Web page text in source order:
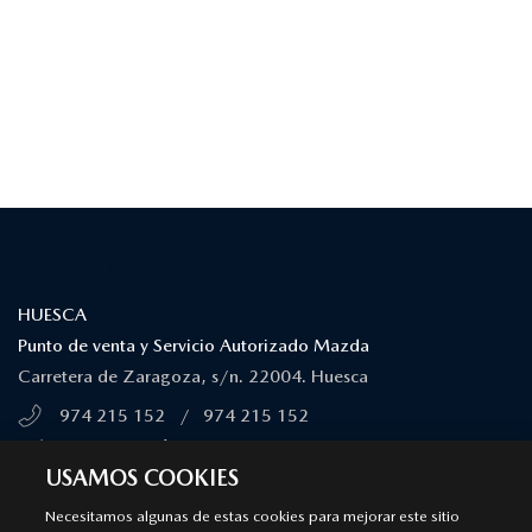
HUESCA
Punto de venta y Servicio Autorizado Mazda
Carretera de Zaragoza, s/n. 22004. Huesca
974 215 152
/
974 215 152
SÍGUENOS EN
USAMOS COOKIES
Necesitamos algunas de estas cookies para mejorar este sitio